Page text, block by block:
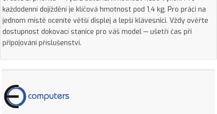
každodenní dojíždění je klíčová hmotnost pod 1,4 kg. Pro práci na
jednom místě oceníte větší displej a lepší klávesnici. Vždy ověřte
dostupnost dokovací stanice pro váš model — ušetří čas při
připojování příslušenství.